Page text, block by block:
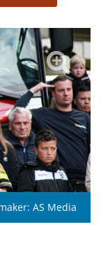
AS Media